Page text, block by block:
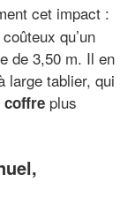
cet impact :
qu’un
de 3,50 m. Il en
large tablier, qui
coffre plus